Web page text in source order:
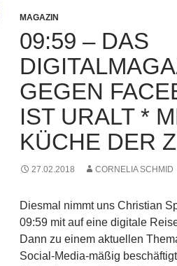
MAGAZIN
09:59 – DAS
GEGEN
IST URALT *
KÜCHE DER
27.02.2018 CORNELIA SCHMID
Diesmal nimmt uns Christian
09:59 mit auf eine digitale
Dann zu einem aktuellen
Social-Media-mäßig